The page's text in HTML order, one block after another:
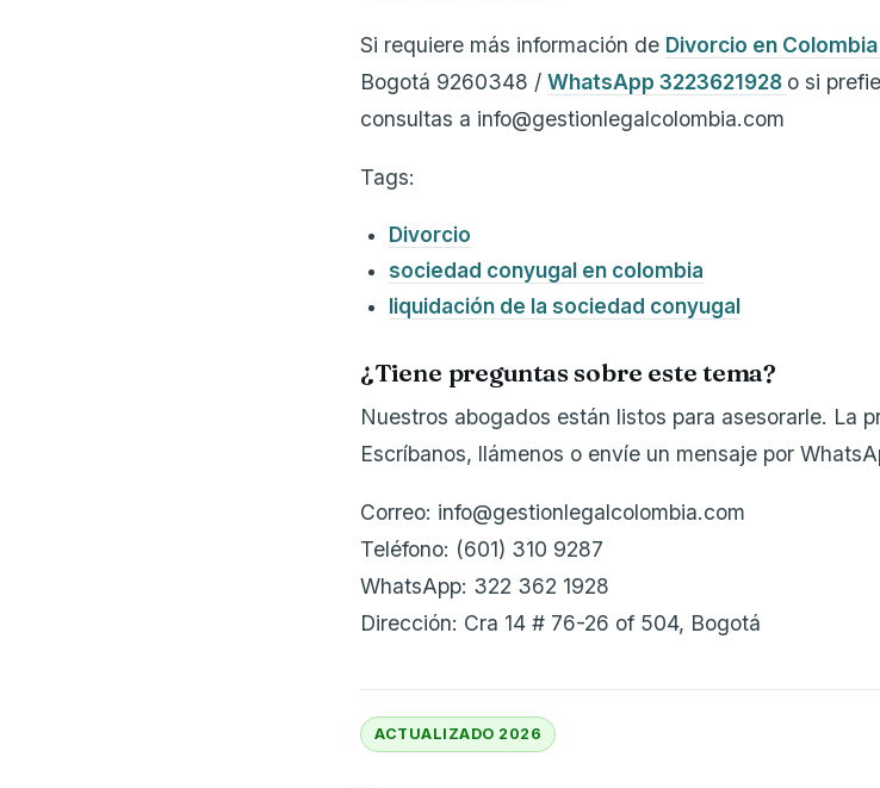
Si requiere más información de Divorcio en Colombia
Bogotá 9260348 / WhatsApp 3223621928 o si
consultas a info@gestionlegalcolombia.com
Tags:
Divorcio
sociedad conyugal en colombia
liquidación de la sociedad conyugal
¿Tiene preguntas sobre este tema?
Nuestros abogados están listos para asesorarle. La
Escríbanos, llámenos o envíe un mensaje por
Correo: info@gestionlegalcolombia.com
Teléfono: (601) 310 9287
WhatsApp: 322 362 1928
Dirección: Cra 14 # 76-26 of 504, Bogotá
ACTUALIZADO 2026